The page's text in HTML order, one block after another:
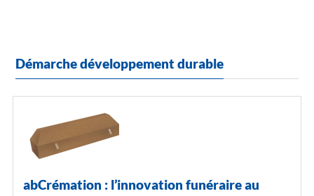
Démarche développement durable
abCrémation : l’innovation funéraire au